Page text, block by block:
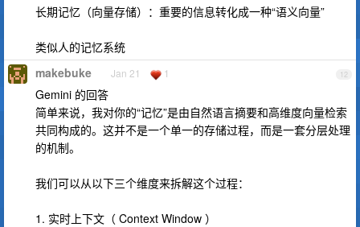
长期记忆（向量存储）：重要的信息转化成一种“语义向量”
类似人的记忆系统
12
makebuke Jan 21 1
Gemini 的回答
简单来说，我对你的“记忆”是由自然语言摘要和高维度向量检索
共同构成的。这并不是一个单一的存储过程，而是一套分层处理
的机制。
我们可以从以下三个维度来拆解这个过程：
1. 实时上下文（ Context Window ）